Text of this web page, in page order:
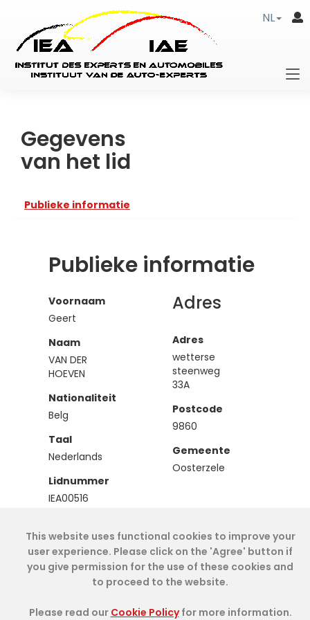
NL
Gegevens
van het lid
Publieke informatie
Publieke informatie
Voornaam
Geert
Naam
VAN DER
HOEVEN
Nationaliteit
Belg
Taal
Nederlands
Lidnummer
IEA00516
Effectief
Adres
Adres
wetterse
steenweg
33A
Postcode
9860
Gemeente
Oosterzele
This website uses functional cookies to improve your
user experience. Please click on the 'Agree' button if
you give permission for the use of these cookies and
to proceed to the website.
Please read our Cookie Policyfor more information.